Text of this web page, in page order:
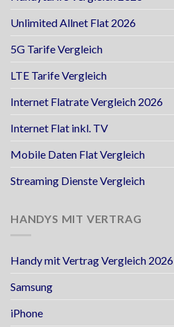
Unlimited Allnet Flat 2026
5G Tarife Vergleich
LTE Tarife Vergleich
Internet Flatrate Vergleich 2026
Internet Flat inkl. TV
Mobile Daten Flat Vergleich
Streaming Dienste Vergleich
HANDYS MIT VERTRAG
Handy mit Vertrag Vergleich 2026
Samsung
iPhone